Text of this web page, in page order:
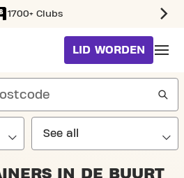
1700+ Clubs
LID WORDEN
IN DE BUURT